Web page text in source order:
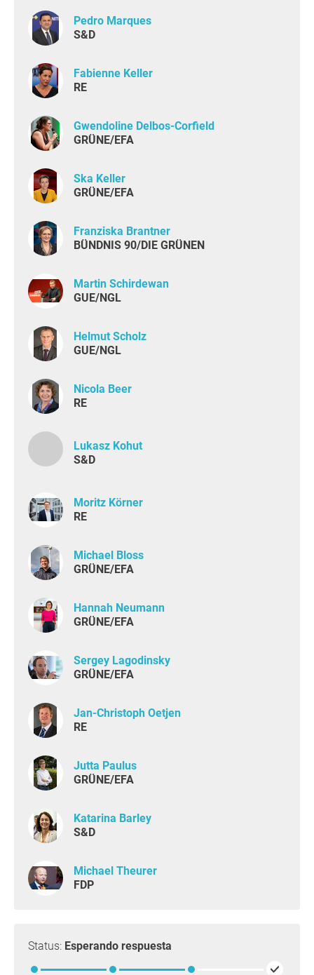
Pedro Marques
S&D
Fabienne Keller
RE
Gwendoline Delbos-Corfield
GRÜNE/EFA
Ska Keller
GRÜNE/EFA
Franziska Brantner
BÜNDNIS 90/DIE GRÜNEN
Martin Schirdewan
GUE/NGL
Helmut Scholz
GUE/NGL
Nicola Beer
RE
Lukasz Kohut
S&D
Moritz Körner
RE
Michael Bloss
GRÜNE/EFA
Hannah Neumann
GRÜNE/EFA
Sergey Lagodinsky
GRÜNE/EFA
Jan-Christoph Oetjen
RE
Jutta Paulus
GRÜNE/EFA
Katarina Barley
S&D
Michael Theurer
FDP
Status: Esperando respuesta